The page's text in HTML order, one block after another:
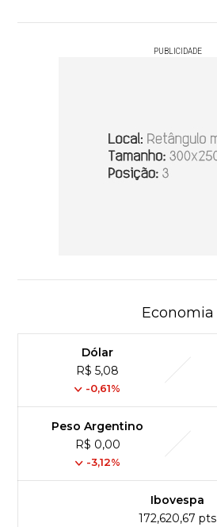
PUBLICIDADE
Economia
Dólar
R$ 5,08
-0,61%
Peso Argentino
R$ 0,00
-3,12%
Ibovespa
172,620,67 pts